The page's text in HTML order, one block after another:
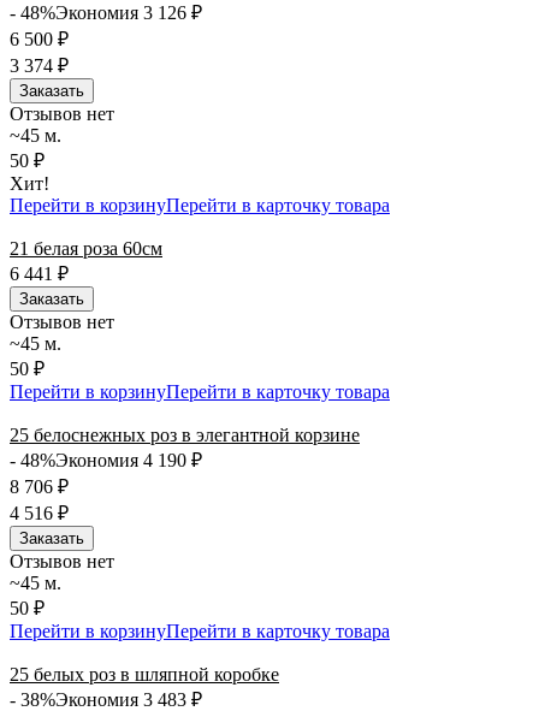
- 48%Экономия 3 126 ₽
6 500 ₽
3 374 ₽
Заказать
Отзывов нет
~45 м.
50 ₽
Хит!
Перейти в корзинуПерейти в карточку товара
21 белая роза 60см
6 441
₽
Заказать
Отзывов нет
~45 м.
50 ₽
Перейти в корзинуПерейти в карточку товара
25 белоснежных роз в элегантной корзине
- 48%Экономия 4 190 ₽
8 706 ₽
4 516 ₽
Заказать
Отзывов нет
~45 м.
50 ₽
Перейти в корзинуПерейти в карточку товара
25 белых роз в шляпной коробке
- 38%Экономия 3 483 ₽